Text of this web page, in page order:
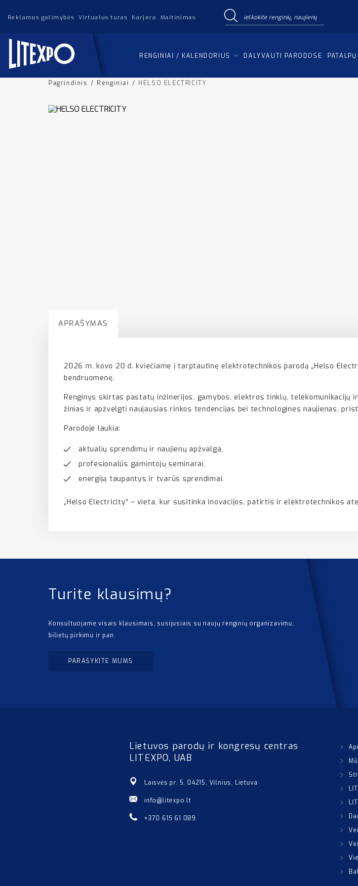
Reklamos galimybės Virtualus turas Karjera Maitinimas
RENGINIAI / KALENDORIUS DALYVAUTI PARODOSE
Pagrindinis / Renginiai / HELSO ELECTRICITY
APRAŠYMAS
2026 m. kovo 20 d. kviečiame į tarptautinę elektrotechnikos parodą „Helso
bendruomenę.
Renginys skirtas pastatų inžinerijos, gamybos, elektros tinklų,
žinias ir apžvelgti naujausias rinkos tendencijas bei technologines naujienas,
Parodoje laukia:
aktualių sprendimų ir naujienų apžvalga,
profesionalūs gamintojų seminarai,
energiją taupantys ir tvarūs sprendimai.
„Helso Electricity“ – vieta, kur susitinka inovacijos, patirtis ir elektrotechnikos
Turite klausimų?
Konsultuojame visais klausimais, susijusiais su naujų renginių organizavimu,
bilietų pirkimu ir pan.
PARAŠYKITE MUMS
Lietuvos parodų ir kongresų centras
LITEXPO, UAB
Laisvės pr. 5, 04215, Vilnius, Lietuva
info@litexpo.lt
+370 615 61 089